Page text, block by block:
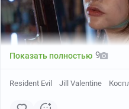
Показать полностью 9
Resident Evil Jill Valentine